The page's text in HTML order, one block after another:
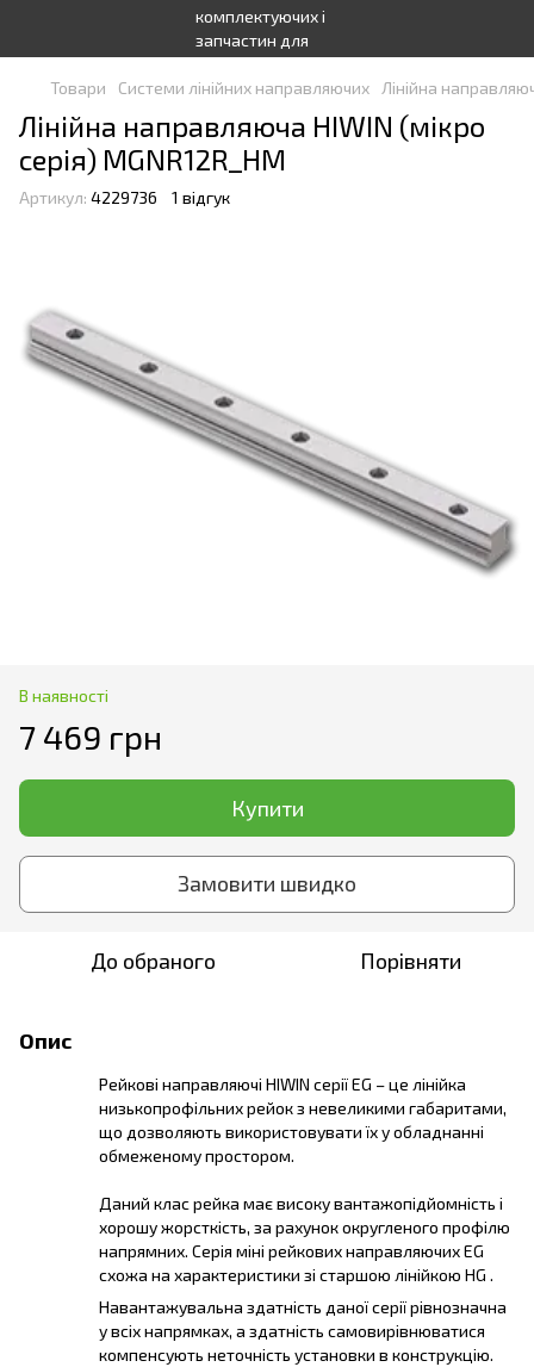
Товари Системи лінійних направляючих Лінійна
Лінійна направляюча HIWIN (мікро
серія) MGNR12R_HM
Артикул: 4229736 1 відгук
В наявності
7 469 грн
Купити
Замовити швидко
До обраного Порівняти
Опис
Рейкові направляючі HIWIN серії EG – це лінійка
низькопрофільних рейок з невеликими габаритами,
що дозволяють використовувати їх у обладнанні
обмеженому простором.
Даний клас рейка має високу вантажопідйомність і
хорошу жорсткість, за рахунок округленого профілю
напрямних. Серія міні рейкових направляючих EG
схожа на характеристики зі старшою лінійкою HG .
Навантажувальна здатність даної серії рівнозначна
у всіх напрямках, а здатність самовирівнюватися
компенсують неточність установки в конструкцію.